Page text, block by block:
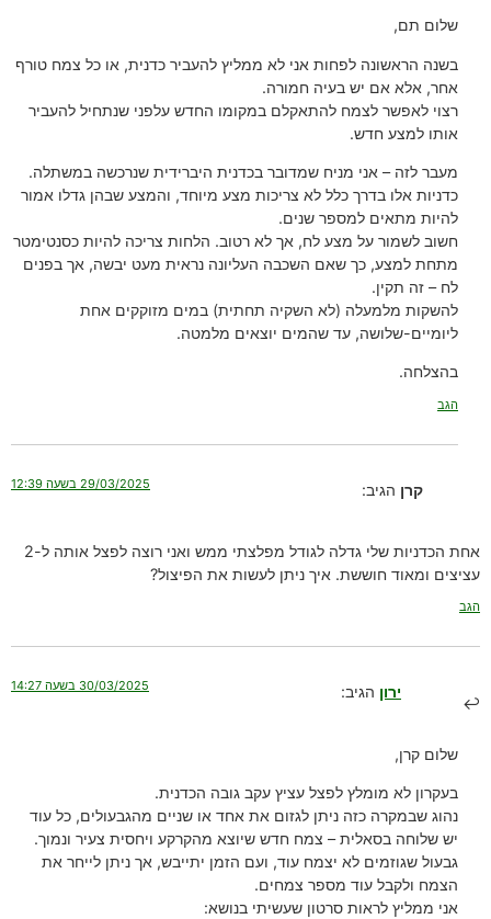
שלום תם,
בשנה הראשונה לפחות אני לא ממליץ להעביר כדנית, או כל צמח טורף
אחר, אלא אם יש בעיה חמורה.
רצוי לאפשר לצמח להתאקלם במקומו החדש עלפני שנתחיל להעביר
אותו למצע חדש.
מעבר לזה – אני מניח שמדובר בכדנית היברידית שנרכשה במשתלה.
כדניות אלו בדרך כלל לא צריכות מצע מיוחד, והמצע שבהן גדלו אמור
להיות מתאים למספר שנים.
חשוב לשמור על מצע לח, אך לא רטוב. הלחות צריכה להיות כסנטימטר
מתחת למצע, כך שאם השכבה העליונה נראית מעט יבשה, אך בפנים
לח – זה תקין.
להשקות מלמעלה (לא השקיה תחתית) במים מזוקקים אחת
ליומיים-שלושה, עד שהמים יוצאים מלמטה.
בהצלחה.
הגב
קרן הגיב: 29/03/2025 בשעה 12:39
אחת הכדניות שלי גדלה לגודל מפלצתי ממש ואני רוצה לפצל אותה ל-2
עציצים ומאוד חוששת. איך ניתן לעשות את הפיצול?
הגב
ירון הגיב: 30/03/2025 בשעה 14:27
שלום קרן,
בעקרון לא מומלץ לפצל עציץ עקב גובה הכדנית.
נהוג שבמקרה כזה ניתן לגזום את אחד או שניים מהגבעולים, כל עוד
יש שלוחה בסאלית – צמח חדש שיוצא מהקרקע ויחסית צעיר ונמוך.
גבעול שגוזמים לא יצמח עוד, ועם הזמן יתייבש, אך ניתן לייחר את
הצמח ולקבל עוד מספר צמחים.
אני ממליץ לראות סרטון שעשיתי בנושא: